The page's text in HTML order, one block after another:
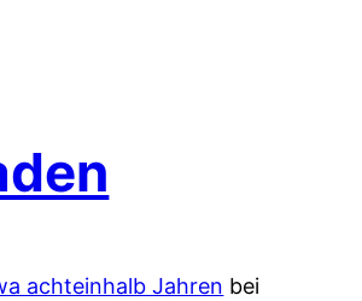
achteinhalb Jahren bei